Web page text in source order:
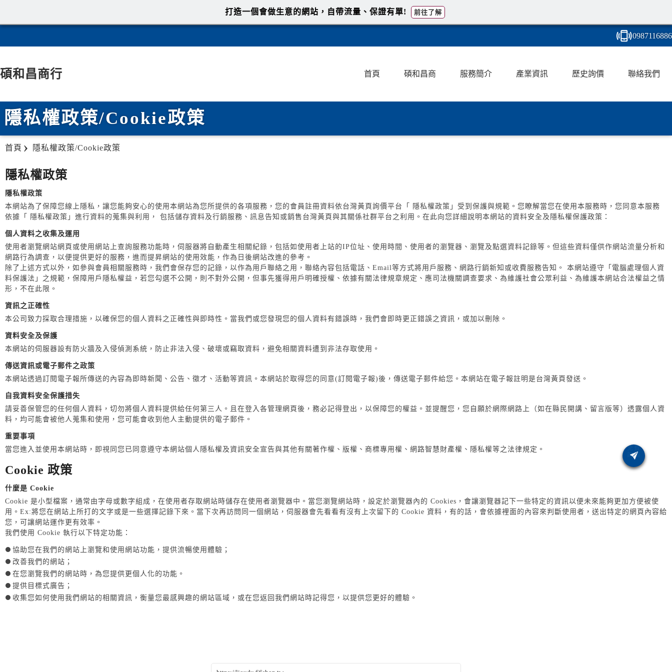
0987116886
碩和昌商行 首頁 碩和昌商 服務簡介 產業資訊 歷史詢價 聯絡我們
隱私權政策/Cookie政策
首頁 隱私權政策/Cookie政策
隱私權政策
隱私權政策
本網站為了保障您線上隱私，讓您能夠安心的使用本網站為您所提供的各項服務，您的會員註冊資料依台灣黃頁詢價平台「 隱私權政策」受到保護與規範。您瞭解當您在使用本服務時，您同意本服務
依據「 隱私權政策」進行資料的蒐集與利用， 包括儲存資料及行銷服務、訊息告知或銷售台灣黃頁與其關係社群平台之利用。在此向您詳細說明本網站的資料安全及隱私權保護政策：
個人資料之收集及運用
使用者瀏覽網站網頁或使用網站上查詢服務功能時，伺服器將自動產生相關紀錄，包括如使用者上站的IP位址、使用時間、使用者的瀏覽器、瀏覽及點選資料記錄等。但這些資料僅供作網站流量分析和
網路行為調查，以便提供更好的服務，進而提昇網站的使用效能，作為日後網站改進的參考。
除了上述方式以外，如參與會員相關服務時，我們會保存您的記錄，以作為用戶聯絡之用，聯絡內容包括電話、Email等方式將用戶服務、網路行銷新知或收費服務告知。 本網站遵守「電腦處理個人資
料保護法」之規範，保障用戶隱私權益，若您勾選不公開，則不對外公開，但事先獲得用戶明確授權、依據有關法律規章規定、應司法機關調查要求、為維護社會公眾利益、為維護本網站合法權益之情
形，不在此限。
資訊之正確性
本公司致力採取合理措施，以確保您的個人資料之正確性與即時性。當我們或您發現您的個人資料有錯誤時，我們會即時更正錯誤之資訊，或加以刪除。
資料安全及保護
本網站的伺服器設有防火牆及入侵偵測系統，防止非法入侵、破壞或竊取資料，避免相關資料遭到非法存取使用。
傳送資訊或電子郵件之政策
本網站透過訂閱電子報所傳送的內容為即時新聞、公告、徵才、活動等資訊。本網站於取得您的同意(訂閱電子報)後，傳送電子郵件給您。本網站在電子報註明是台灣黃頁發送。
自我資料安全保護措失
請妥善保管您的任何個人資料，切勿將個人資料提供給任何第三人。且在登入各管理網頁後，務必記得登出，以保障您的權益。並提醒您，您自願於網際網路上（如在縣民開講、留言版等）透露個人資
料，均可能會被他人蒐集和使用，您可能會收到他人主動提供的電子郵件。
重要事項
當您進入並使用本網站時，即視同您已同意遵守本網站個人隱私權及資訊安全宣告與其他有關著作權、版權、商標專用權、網路智慧財產權、隱私權等之法律規定。
Cookie 政策
什麼是 Cookie
Cookie 是小型檔案，通常由字母或數字組成，在使用者存取網站時儲存在使用者瀏覽器中。當您瀏覽網站時，設定於瀏覽器內的 Cookies，會讓瀏覽器記下一些特定的資訊以便未來能夠更加方便被使
用。Ex:將您在網站上所打的文字或是一些選擇記錄下來。當下次再訪問同一個網站，伺服器會先看看有沒有上次留下的 Cookie 資料，有的話，會依據裡面的內容來判斷使用者，送出特定的網頁內容給
您，可讓網站運作更有效率。
我們使用 Cookie 執行以下特定功能：
協助您在我們的網站上瀏覽和使用網站功能，提供流暢使用體驗；
改善我們的網站；
在您瀏覽我們的網站時，為您提供更個人化的功能。
提供目標式廣告；
收集您如何使用我們網站的相關資訊，衡量您最感興趣的網站區域，或在您返回我們網站時記得您，以提供您更好的體驗。
打造一個會做生意的網站，自帶流量、保證有單! 前往了解